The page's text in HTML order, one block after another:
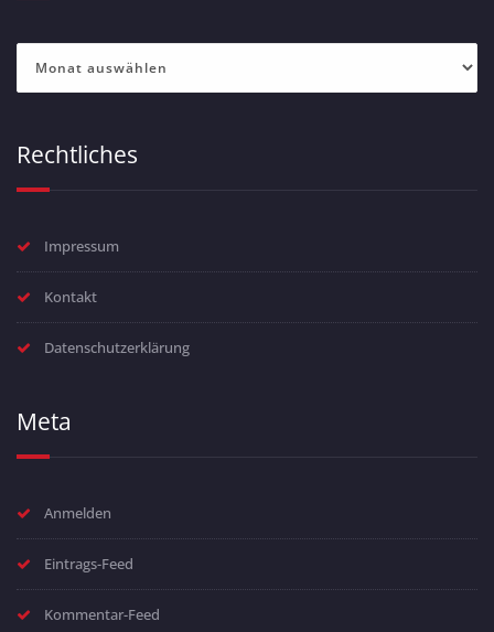
Rechtliches
Impressum
Kontakt
Datenschutzerklärung
Meta
Anmelden
Eintrags-Feed
Kommentar-Feed